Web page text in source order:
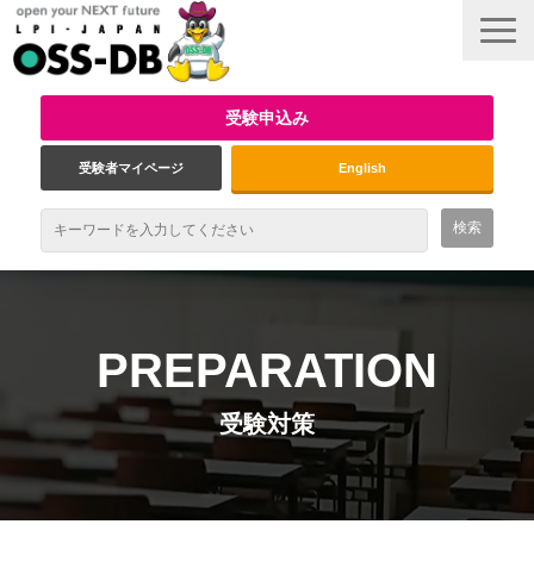
受験申込み
受験者マイページ English
資格取得のメリット
受験対策
インタビュー
PREPARATION
受験対策